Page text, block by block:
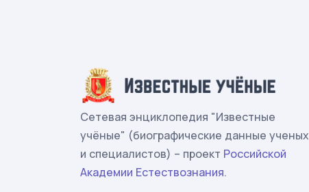
Сетевая энциклопедия "Известные
учёные" (биографические данные ученых
и специалистов) – проект Российской
Академии Естествознания.